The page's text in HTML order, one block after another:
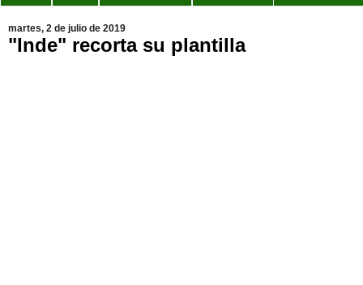
martes, 2 de julio de 2019
"Inde" recorta su plantilla